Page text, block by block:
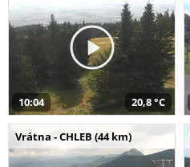
10:04 20,8 °C
Vrátna - CHLEB (44 km)